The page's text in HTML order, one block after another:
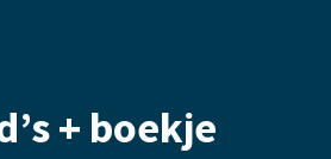
+ boekje